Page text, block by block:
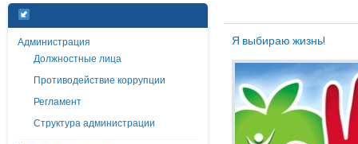
Администрация
Должностные лица
Противодействие коррупции
Регламент
Структура администрации
Я выбираю жизнь!